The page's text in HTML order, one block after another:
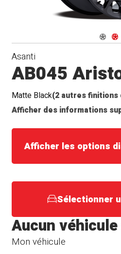
Asanti
AB045
Matte Black(2 autres finitions
Afficher des informations
Afficher les options
Sélectionner
Mon véhicule
Aucun